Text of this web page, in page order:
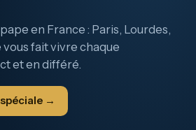
en France : Paris, Lourdes,
fait vivre chaque
et en différé.
→